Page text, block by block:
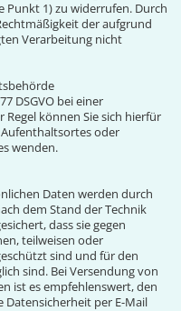
Punkt 1) zu widerrufen. Durch
der aufgrund
Verarbeitung nicht
DSGVO bei einer
können Sie sich hierfür
oder
wenden.
Daten werden durch
dem Stand der Technik
dass sie gegen
teilweisen oder
sind und für den
sind. Bei Versendung von
ist es empfehlenswert, den
Datensicherheit per E-Mail